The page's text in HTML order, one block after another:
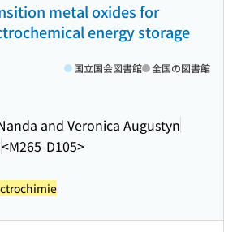
metal oxides for
energy storage
and Veronica Augustyn
<M265-D105>
国立国会図書館 全国の図書館